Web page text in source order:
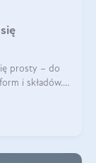
prosty – do
i składów.